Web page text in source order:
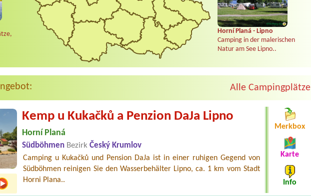
Horní Planá - Lipno
Camping in der malerischen
Natur am See Lipno..
Alle Campingplätze
Kemp u Kukačků a Penzion DaJa Lipno
Horní Planá
Südböhmen Bezirk Český Krumlov
Camping u Kukačků und Pension DaJa ist in einer ruhigen Gegend von
Südböhmen reinigen Sie den Wasserbehälter Lipno, ca. 1 km vom Stadt
Horni Plana..
Merkbox
Karte
Info